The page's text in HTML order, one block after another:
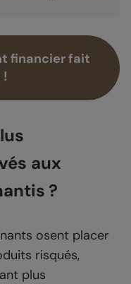
financier fait
aux
?
osent placer
risqués,
plus